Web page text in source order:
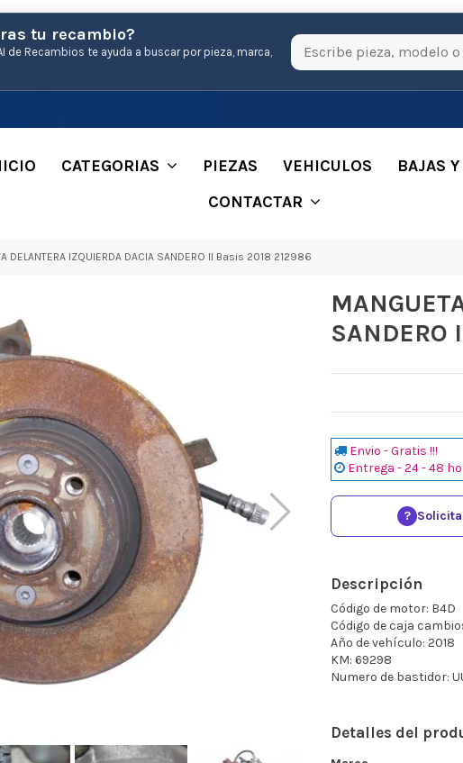
tu recambio?
de Recambios te ayuda a buscar por pieza, marca,
CATEGORIAS PIEZAS VEHICULOS
BAJAS
CONTACTAR
DELANTERA IZQUIERDA DACIA SANDERO II Basis 2018 212986
SANDERO
Envio - Gratis !!!
Entrega - 24 - 48
?
Descripción
Código de motor: B4D
Código de caja
Año de vehículo: 2018
KM: 69298
Numero de bastidor:
Detalles del